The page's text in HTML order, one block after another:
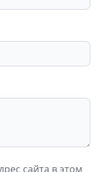
сайта в этом